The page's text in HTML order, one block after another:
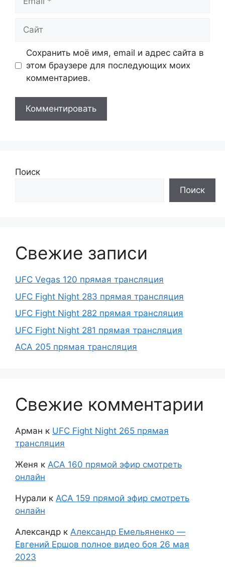
Сохранить моё имя, email и адрес сайта в
этом браузере для последующих моих
комментариев.
Поиск
Поиск
Свежие записи
UFC Vegas 120 прямая трансляция
UFC Fight Night 283 прямая трансляция
UFC Fight Night 282 прямая трансляция
UFC Fight Night 281 прямая трансляция
ACA 205 прямая трансляция
Свежие комментарии
Арман к UFC Fight Night 265 прямая
трансляция
Женя к АСА 160 прямой эфир смотреть
онлайн
Нурали к АСА 159 прямой эфир смотреть
онлайн
Александр к Александр Емельяненко —
Евгений Ершов полное видео боя 26 мая
2023